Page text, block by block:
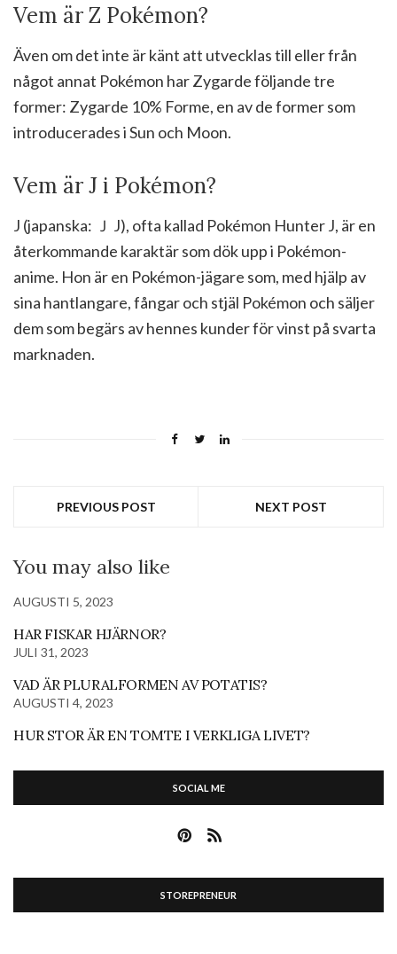
Vem är Z Pokémon?
Även om det inte är känt att utvecklas till eller från
något annat Pokémon har Zygarde följande tre
former: Zygarde 10% Forme, en av de former som
introducerades i Sun och Moon.
Vem är J i Pokémon?
J (japanska: Ｊ J), ofta kallad Pokémon Hunter J, är en
återkommande karaktär som dök upp i Pokémon-
anime. Hon är en Pokémon-jägare som, med hjälp av
sina hantlangare, fångar och stjäl Pokémon och säljer
dem som begärs av hennes kunder för vinst på svarta
marknaden.
PREVIOUS POST NEXT POST
You may also like
AUGUSTI 5, 2023
HAR FISKAR HJÄRNOR?
JULI 31, 2023
VAD ÄR PLURALFORMEN AV POTATIS?
AUGUSTI 4, 2023
HUR STOR ÄR EN TOMTE I VERKLIGA LIVET?
SOCIAL ME
STOREPRENEUR